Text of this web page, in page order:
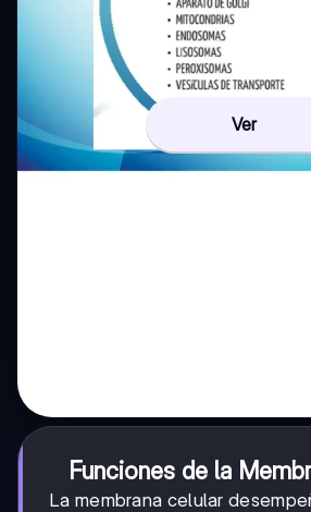
Ver
Funciones de la
La membrana celular